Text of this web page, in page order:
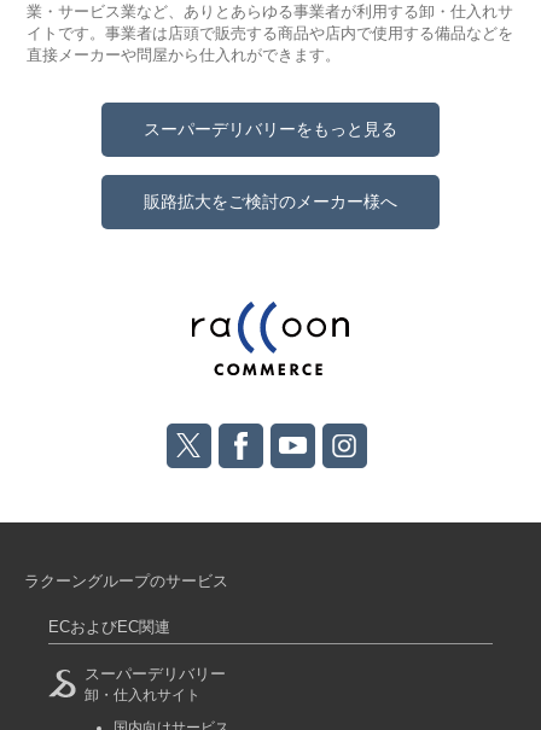
業・サービス業など、ありとあらゆる事業者が利用する卸・仕入れサ
イトです。事業者は店頭で販売する商品や店内で使用する備品などを
直接メーカーや問屋から仕入れができます。
スーパーデリバリーをもっと見る
販路拡大をご検討のメーカー様へ
ラクーングループのサービス
ECおよびEC関連
スーパーデリバリー
卸・仕入れサイト